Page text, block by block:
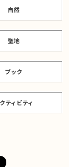
自然
聖地
ブック
ティビティ